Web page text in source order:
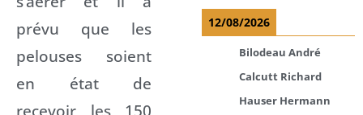
prévu que les
pelouses soient
en état de
12/08/2026
Bilodeau André
Calcutt Richard
Hauser Hermann